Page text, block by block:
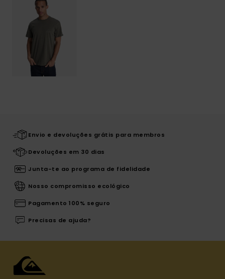
Envio e devoluções grátis para membros
Devoluções em 30 dias
Junta-te ao programa de fidelidade
Nosso compromisso ecológico
Pagamento 100% seguro
Precisas de ajuda?